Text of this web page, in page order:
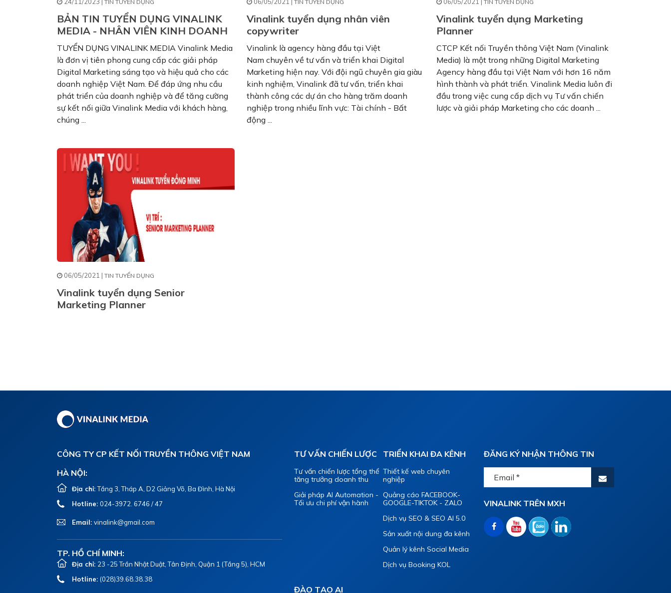
TIN TUYỂN DỤNG
BẢN TIN TUYỂN DỤNG VINALINK
MEDIA - NHÂN VIÊN KINH DOANH
TUYỂN DỤNG VINALINK MEDIA Vinalink Media
là đơn vị tiên phong cung cấp các giải pháp
Digital Marketing sáng tạo và hiệu quả cho các
doanh nghiệp Việt Nam. Để đáp ứng nhu cầu
phát triển của doanh nghiệp và để tăng cường
sự kết nối giữa Vinalink Media với khách hàng,
chúng ...
TIN TUYỂN DỤNG
Vinalink tuyển dụng nhân viên
copywriter
Vinalink là agency hàng đầu tại Việt
Nam chuyên về tư vấn và triển khai Digital
Marketing hiện nay. Với đội ngũ chuyên gia giàu
kinh nghiệm, Vinalink đã tư vấn, triển khai
thành công các dự án cho hàng trăm doanh
nghiệp trong nhiều lĩnh vực: Tài chính - Bất
động ...
TIN TUYỂN DỤNG
Vinalink tuyển dụng Marketing
Planner
CTCP Kết nối Truyền thông Việt Nam (Vinalink
Media) là một trong những Digital Marketing
Agency hàng đầu tại Việt Nam với hơn 16 năm
hình thành và phát triển. Vinalink Media luôn đi
đầu trong việc cung cấp dịch vụ Tư vấn chiến
lược và giải pháp Marketing cho các doanh ...
06/05/2021 | TIN TUYỂN DỤNG
Vinalink tuyển dụng Senior
Marketing Planner
CÔNG TY CP KẾT NỐI TRUYỀN THÔNG VIỆT NAM
HÀ NỘI:
Địa chỉ:Tầng 3, Tháp A, D2 Giảng Võ, Ba Đình, Hà Nội
Hotline: 024-3972. 6746 / 47
Email: vinalink@gmail.com
TP. HỒ CHÍ MINH:
Địa chỉ: 23 -25 Trần Nhật Duật, Tân Định, Quận 1 (Tầng 5), HCM
Hotline: (028)39.68.38.38
TƯ VẤN CHIẾN LƯỢC
Tư vấn chiến lược tổng thể
tăng trưởng doanh thu
Giải pháp AI Automation -
Tối ưu chi phí vận hành
TRIỂN KHAI ĐA KÊNH
Thiết kế web chuyên
nghiệp
Quảng cáo FACEBOOK-
GOOGLE-TIKTOK - ZALO
Dịch vụ SEO & SEO AI 5.0
Sản xuất nội dung đa kênh
Quản lý kênh Social Media
Dịch vụ Booking KOL
ĐÀO TẠO AI
ĐĂNG KÝ NHẬN THÔNG TIN
VINALINK TRÊN MXH